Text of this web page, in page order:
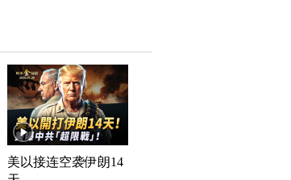
美以接连空袭伊朗14